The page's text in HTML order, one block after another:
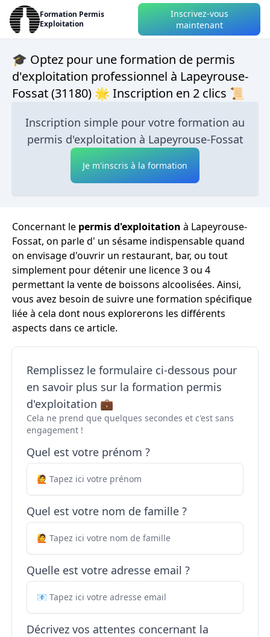
Formation Permis
Exploitation
Inscrivez-vous
maintenant
🎓 Optez pour une formation de permis
d'exploitation professionnel à Lapeyrouse-
Fossat (31180) 🌟 Inscription en 2 clics 📜
Inscription simple pour votre formation au
permis d'exploitation à Lapeyrouse-Fossat
Je m'inscris à la formation
Concernant le permis d'exploitation à Lapeyrouse-
Fossat, on parle d' un sésame indispensable quand
on envisage d'ouvrir un restaurant, bar, ou tout
simplement pour détenir une licence 3 ou 4
permettant la vente de boissons alcoolisées. Ainsi,
vous avez besoin de suivre une formation spécifique
liée à cela dont nous explorerons les différents
aspects dans ce article.
Remplissez le formulaire ci-dessous pour
en savoir plus sur la formation permis
d'exploitation 💼
Cela ne prend que quelques secondes et c'est sans
engagement !
Quel est votre prénom ?
Quel est votre nom de famille ?
Quelle est votre adresse email ?
Décrivez vos attentes concernant la